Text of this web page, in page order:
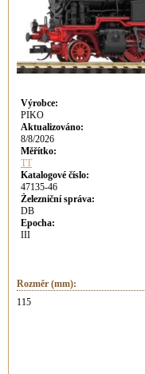
Výrobce:
PIKO
Aktualizováno:
8/8/2026
Měřítko:
TT
Katalogové číslo:
47135-46
Železniční správa:
DB
Epocha:
III
Rozměr (mm):
115